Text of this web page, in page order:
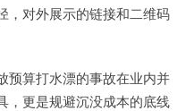
，对外展示的链接和二维码
预算打水漂的事故在业内并
，更是规避沉没成本的底线